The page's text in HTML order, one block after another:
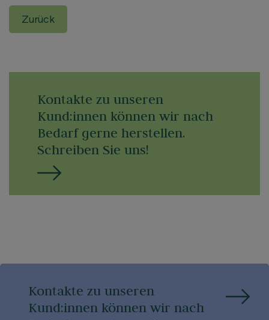
Zurück
Kontakte zu unseren
Kund:innen können wir nach
Bedarf gerne herstellen.
Schreiben Sie uns!
Kontakte zu unseren
Kund:innen können wir nach